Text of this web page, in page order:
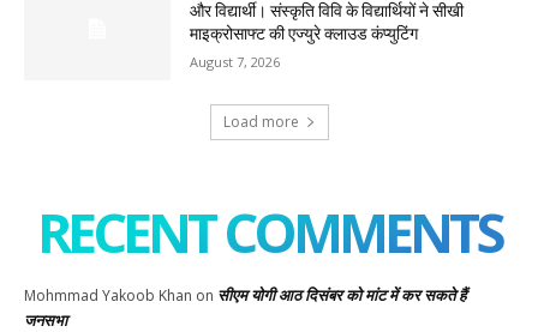
और विद्यार्थी। संस्कृति विवि के विद्यार्थियों ने सीखी
माइक्रोसाफ्ट की एज्युरे क्लाउड कंप्युटिंग
August 7, 2026
Load more
RECENT COMMENTS
Mohmmad Yakoob Khan on सीएम योगी आठ दिसंबर को मांट में कर सकते हैं
जनसभा